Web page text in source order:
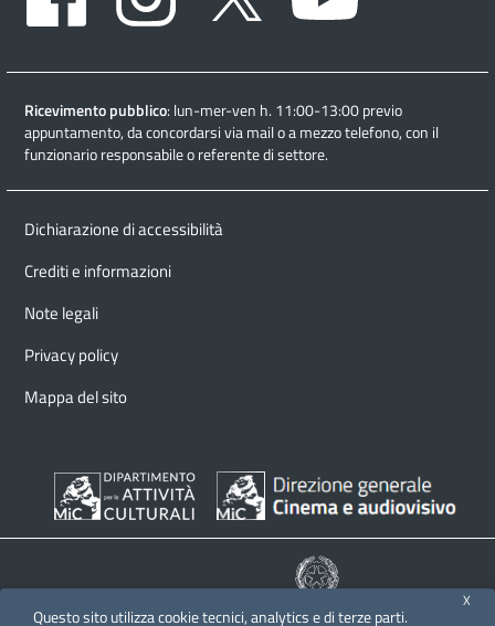
Ricevimento pubblico: lun-mer-ven h. 11:00-13:00 previo
appuntamento, da concordarsi via mail o a mezzo telefono, con il
funzionario responsabile o referente di settore.
Dichiarazione di accessibilità
Crediti e informazioni
Note legali
Privacy policy
Mappa del sito
X
Questo sito utilizza cookie tecnici, analytics e di terze parti.